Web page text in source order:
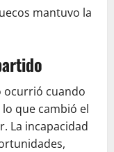
mantuvo la
ocurrió cuando
que cambió el
La incapacidad